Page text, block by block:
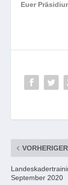
Euer
VORHERIGER
September 2020